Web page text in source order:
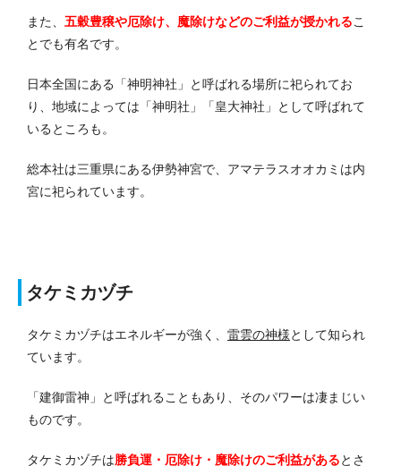
また、 五穀豊穣や厄除け、魔除けなどのご利益が授かれるこ
とでも有名です。
日本全国にある「神明神社」と呼ばれる場所に祀られてお
り、地域によっては「神明社」「皇大神社」として呼ばれて
いるところも。
総本社は三重県にある伊勢神宮で、アマテラスオオカミは内
宮に祀られています。
タケミカヅチ
タケミカヅチはエネルギーが強く、 雷雲の神様として知られ
ています。
「建御雷神」と呼ばれることもあり、そのパワーは凄まじい
ものです。
タケミカヅチは勝負運・厄除け・魔除けのご利益があるとさ